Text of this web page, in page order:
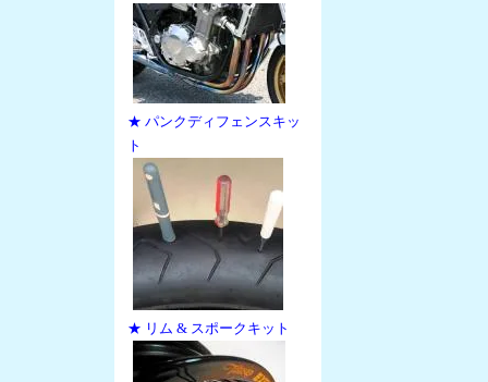
★ パンクディフェンスキッ
ト
★ リム & スポークキット